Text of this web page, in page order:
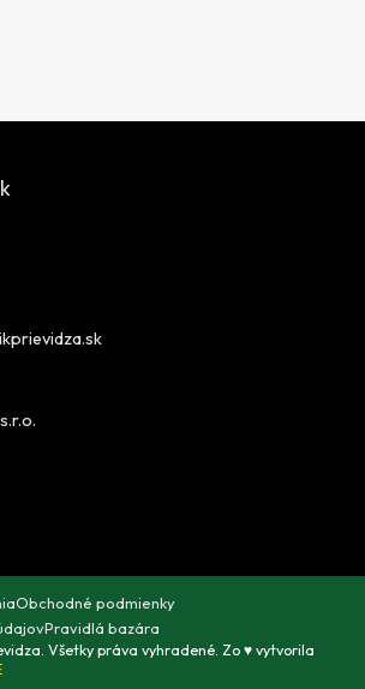
Všetky práva vyhradené. Zo ♥ vytvorila
Obchodné podmienky
Pravidlá bazára